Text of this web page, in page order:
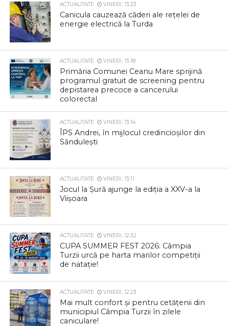
ACTUALITATE VINERI, 13:23
Canicula cauzează căderi ale rețelei de
energie electrică la Turda
ACTUALITATE VINERI, 13:18
Primăria Comunei Ceanu Mare sprijină
programul gratuit de screening pentru
depistarea precoce a cancerului
colorectal
ACTUALITATE VINERI, 13:14
ÎPS Andrei, în mijlocul credincioșilor din
Săndulești
ACTUALITATE VINERI, 13:11
Jocul la Șură ajunge la ediția a XXV-a la
Viișoara
ACTUALITATE VINERI, 12:32
CUPA SUMMER FEST 2026: Câmpia
Turzii urcă pe harta marilor competiții
de natație!
ACTUALITATE VINERI, 12:23
Mai mult confort și pentru cetățenii din
municipiul Câmpia Turzii în zilele
caniculare!